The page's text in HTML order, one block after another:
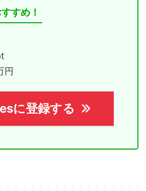
すめ！
円
に登録する